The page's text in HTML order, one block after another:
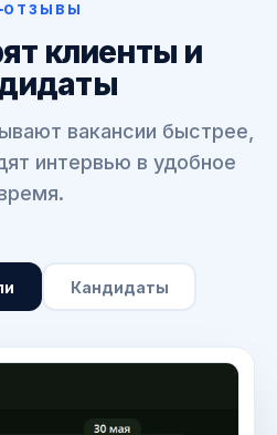
ОТЗЫВЫ
клиенты и
вакансии быстрее,
интервью в удобное
Кандидаты